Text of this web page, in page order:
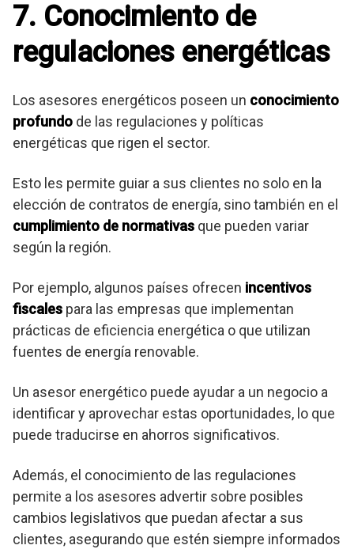
7. Conocimiento de
regulaciones energéticas
Los asesores energéticos poseen un conocimiento
profundo de las regulaciones y políticas
energéticas que rigen el sector.
Esto les permite guiar a sus clientes no solo en la
elección de contratos de energía, sino también en el
cumplimiento de normativas que pueden variar
según la región.
Por ejemplo, algunos países ofrecen incentivos
fiscales para las empresas que implementan
prácticas de eficiencia energética o que utilizan
fuentes de energía renovable.
Un asesor energético puede ayudar a un negocio a
identificar y aprovechar estas oportunidades, lo que
puede traducirse en ahorros significativos.
Además, el conocimiento de las regulaciones
permite a los asesores advertir sobre posibles
cambios legislativos que puedan afectar a sus
clientes, asegurando que estén siempre informados